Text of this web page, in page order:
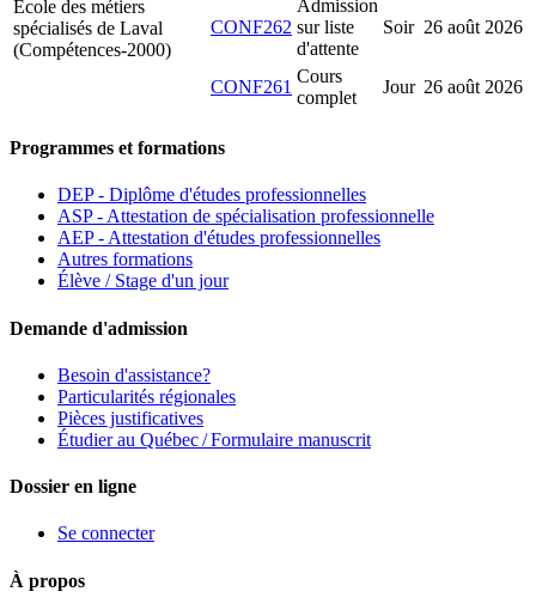
École des métiers
spécialisés de Laval
(Compétences-2000)
CONF262
Admission
sur liste
d'attente
Soir 26 août 2026
CONF261
Cours
complet
Jour 26 août 2026
Programmes et formations
DEP - Diplôme d'études professionnelles
ASP - Attestation de spécialisation professionnelle
AEP - Attestation d'études professionnelles
Autres formations
Élève / Stage d'un jour
Demande d'admission
Besoin d'assistance?
Particularités régionales
Pièces justificatives
Étudier au Québec / Formulaire manuscrit
Dossier en ligne
Se connecter
À propos